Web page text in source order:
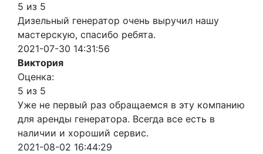
5 из 5
Дизельный генератор очень выручил нашу
мастерскую, спасибо ребята.
2021-07-30 14:31:56
Виктория
Оценка:
5 из 5
Уже не первый раз обращаемся в эту компанию
для аренды генератора. Всегда все есть в
наличии и хороший сервис.
2021-08-02 16:44:29